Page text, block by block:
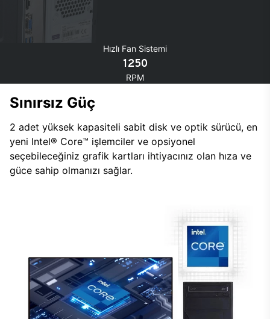
Hızlı Fan Sistemi
1250
RPM
Sınırsız Güç
2 adet yüksek kapasiteli sabit disk ve optik sürücü, en
yeni Intel® Core™ işlemciler ve opsiyonel
seçebileceğiniz grafik kartları ihtiyacınız olan hıza ve
güce sahip olmanızı sağlar.